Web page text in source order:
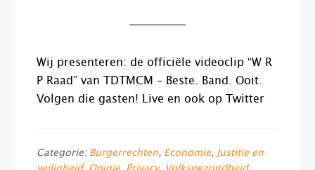
Wij presenteren: de officiële videoclip “W R
P Raad” van TDTMCM – Beste. Band. Ooit.
Volgen die gasten! Live en ook op Twitter
Categorie: Burgerrechten, Economie, Justitie en